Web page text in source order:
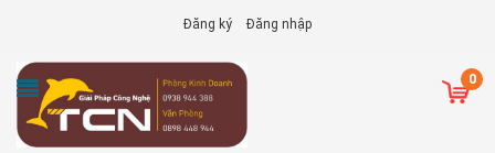
Đăng ký Đăng nhập
0